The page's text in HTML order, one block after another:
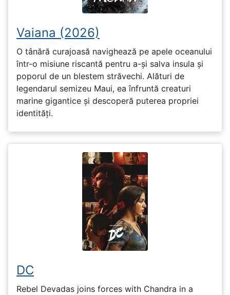
Vaiana (2026)
O tânără curajoasă navighează pe apele oceanului
într-o misiune riscantă pentru a-și salva insula și
poporul de un blestem străvechi. Alături de
legendarul semizeu Maui, ea înfruntă creaturi
marine gigantice și descoperă puterea propriei
identități.
DC
Rebel Devadas joins forces with Chandra in a